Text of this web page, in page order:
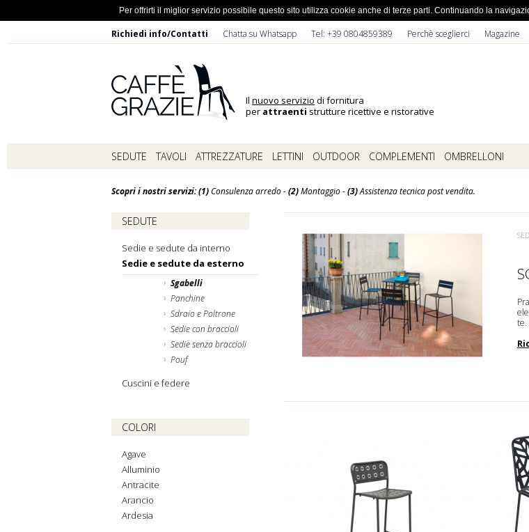
Richiedi info/Contatti Chatta su Whatsapp Tel: +39 0804859389 Perchè sceglierci Magazine
Il nuovo servizio di fornitura
per attraenti strutture ricettive e ristorative
SEDUTE TAVOLI ATTREZZATURE LETTINI OUTDOOR COMPLEMENTI OMBRELLONI
Scopri i nostri servizi: (1)Consulenza arredo -(2)Montaggio -(3)Assistenza tecnica post vendita.
SEDUTE
Sedie e sedute da interno
Sedie e sedute da esterno
Sgabelli
Panchine
Sdraio e Poltrone
Sedie con braccioli
Sedie senza braccioli
Pouf
Cuscini e federe
COLORI
Agave
Alluminio
Antracite
Arancio
Ardesia
te.
Per offrirti il miglior servizio possibile questo sito utilizza cookie anche di terze parti. Continuando la